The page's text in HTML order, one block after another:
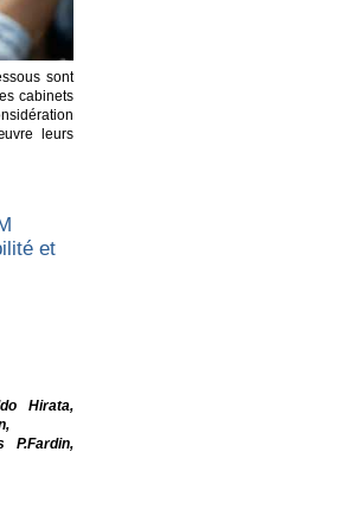
sont
cabinets
leurs
et
Hirata,
P.Fardin,